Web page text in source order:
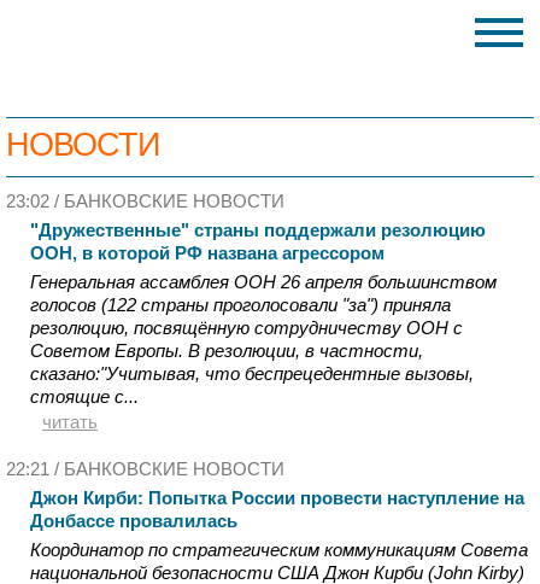
НОВОСТИ
23:02 / БАНКОВСКИЕ НОВОСТИ
"Дружественные" страны поддержали резолюцию
ООН, в которой РФ названа агрессором
Генеральная ассамблея ООН 26 апреля большинством
голосов (122 страны проголосовали "за") приняла
резолюцию, посвящённую сотрудничеству ООН с
Советом Европы. В резолюции, в частности,
сказано:"Учитывая, что беспрецедентные вызовы,
стоящие с...
читать
22:21 / БАНКОВСКИЕ НОВОСТИ
Джон Кирби: Попытка России провести наступление на
Донбассе провалилась
Координатор по стратегическим коммуникациям Совета
национальной безопасности США Джон Кирби (John Kirby)